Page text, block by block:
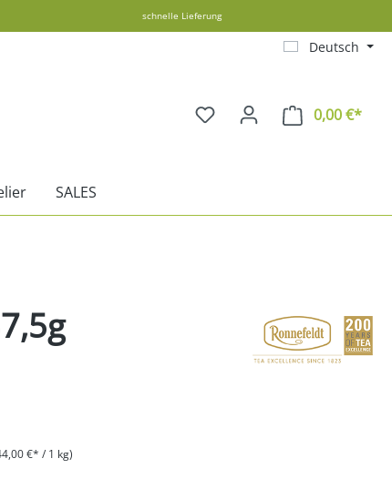
schnelle Lieferung
Deutsch
0,00 €*
SALES
€* / 1 kg)